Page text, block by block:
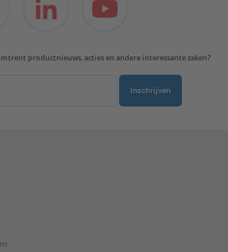
productnieuws, acties en andere interessante zaken?
Inschrijven